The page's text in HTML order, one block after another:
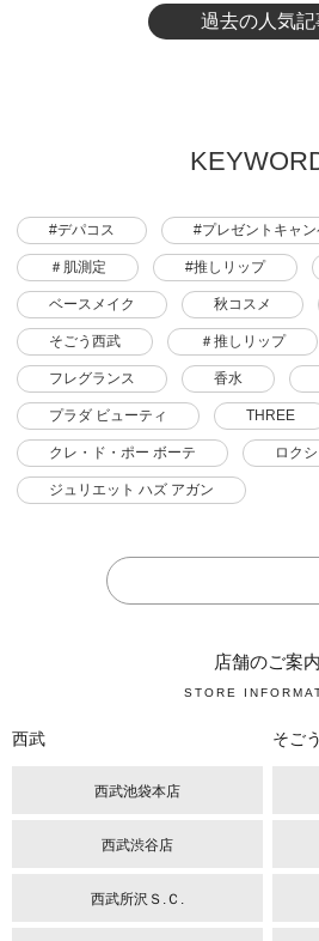
過去の人気記
#デパコス #プレゼントキャン
＃肌測定 #推しリップ
ベースメイク 秋コスメ
そごう西武 ＃推しリップ
フレグランス 香水
プラダ ビューティ THREE
クレ・ド・ポー ボーテ ロク
ジュリエット ハズ アガン
店舗のご案内
STORE
西武
西武池袋本店
西武渋谷店
西武所沢Ｓ.Ｃ.
そごう